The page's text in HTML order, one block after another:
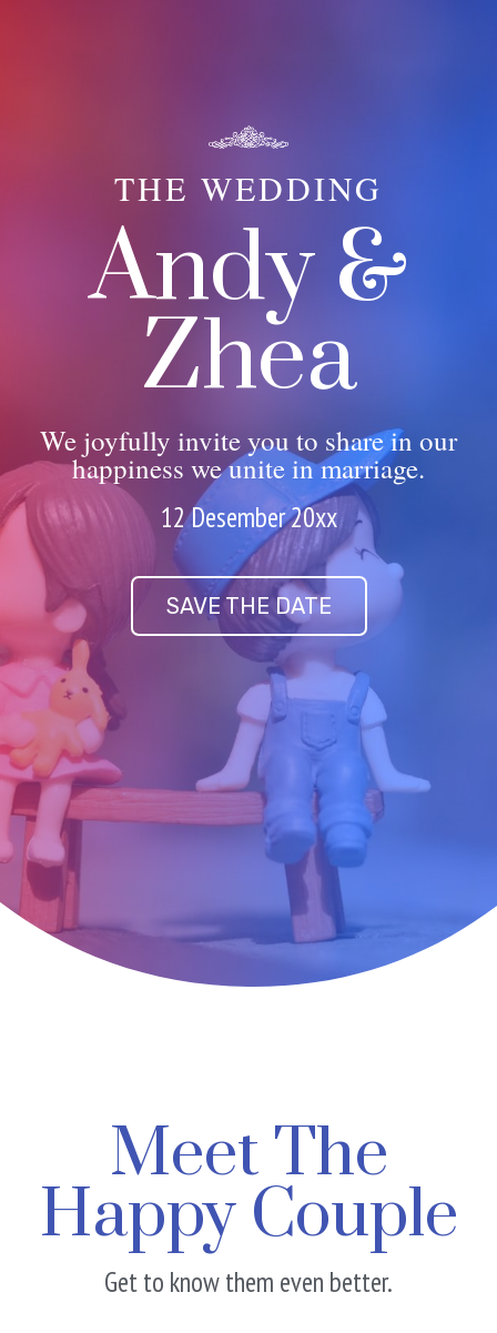
THE WEDDING
Andy &
Zhea
We joyfully invite you to share in our
happiness we unite in marriage.
12 Desember 20xx
SAVE THE DATE
Meet The
Happy Couple
Get to know them even better.